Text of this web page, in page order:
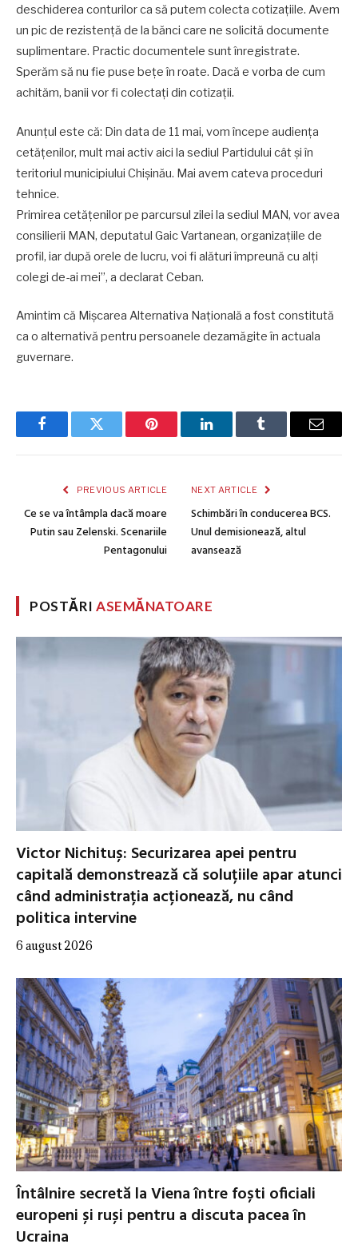
deschiderea conturilor ca să putem colecta cotizațiile. Avem
un pic de rezistență de la bănci care ne solicită documente
suplimentare. Practic documentele sunt înregistrate.
Sperăm să nu fie puse bețe în roate. Dacă e vorba de cum
achităm, banii vor fi colectați din cotizații.
Anunțul este că: Din data de 11 mai, vom începe audiența
cetățenilor, mult mai activ aici la sediul Partidului cât și în
teritoriul municipiului Chișinău. Mai avem cateva proceduri
tehnice.
Primirea cetățenilor pe parcursul zilei la sediul MAN, vor avea
consilierii MAN, deputatul Gaic Vartanean, organizațiile de
profil, iar după orele de lucru, voi fi alături împreună cu alți
colegi de-ai mei”, a declarat Ceban.
Amintim că Mișcarea Alternativa Națională a fost constitută
ca o alternativă pentru persoanele dezamăgite în actuala
guvernare.
FacebookTwitter Pinterest LinkedInTumblr Email
PREVIOUS ARTICLE
Ce se va întâmpla dacă moare
Putin sau Zelenski. Scenariile
Pentagonului
NEXT ARTICLE
Schimbări în conducerea BCS.
Unul demisionează, altul
avansează
POSTĂRIASEMĂNATOARE
Victor Nichituș: Securizarea apei pentru
capitală demonstrează că soluțiile apar atunci
când administrația acționează, nu când
politica intervine
6 august 2026
Întâlnire secretă la Viena între foști oficiali
europeni și ruși pentru a discuta pacea în
Ucraina